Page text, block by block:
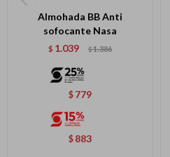
Almohada BB Anti
sofocante Nasa
$ 1.039 $1.386
$ 779
$ 883